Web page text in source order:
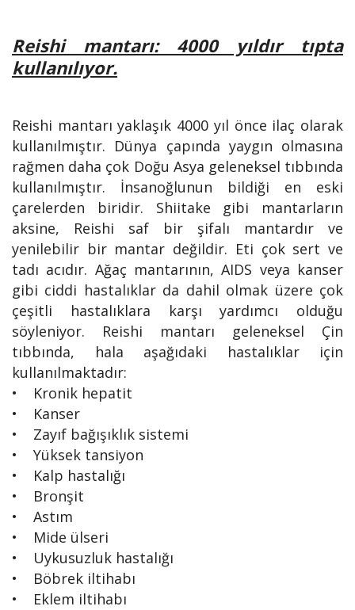
Reishi mantarı: 4000 yıldır tıpta
kullanılıyor.
Reishi mantarı yaklaşık 4000 yıl önce ilaç olarak
kullanılmıştır. Dünya çapında yaygın olmasına
rağmen daha çok Doğu Asya geleneksel tıbbında
kullanılmıştır. İnsanoğlunun bildiği en eski
çarelerden biridir. Shiitake gibi mantarların
aksine, Reishi saf bir şifalı mantardır ve
yenilebilir bir mantar değildir. Eti çok sert ve
tadı acıdır. Ağaç mantarının, AIDS veya kanser
gibi ciddi hastalıklar da dahil olmak üzere çok
çeşitli hastalıklara karşı yardımcı olduğu
söyleniyor. Reishi mantarı geleneksel Çin
tıbbında, hala aşağıdaki hastalıklar için
kullanılmaktadır:
• Kronik hepatit
• Kanser
• Zayıf bağışıklık sistemi
• Yüksek tansiyon
• Kalp hastalığı
• Bronşit
• Astım
• Mide ülseri
• Uykusuzluk hastalığı
• Böbrek iltihabı
• Eklem iltihabı